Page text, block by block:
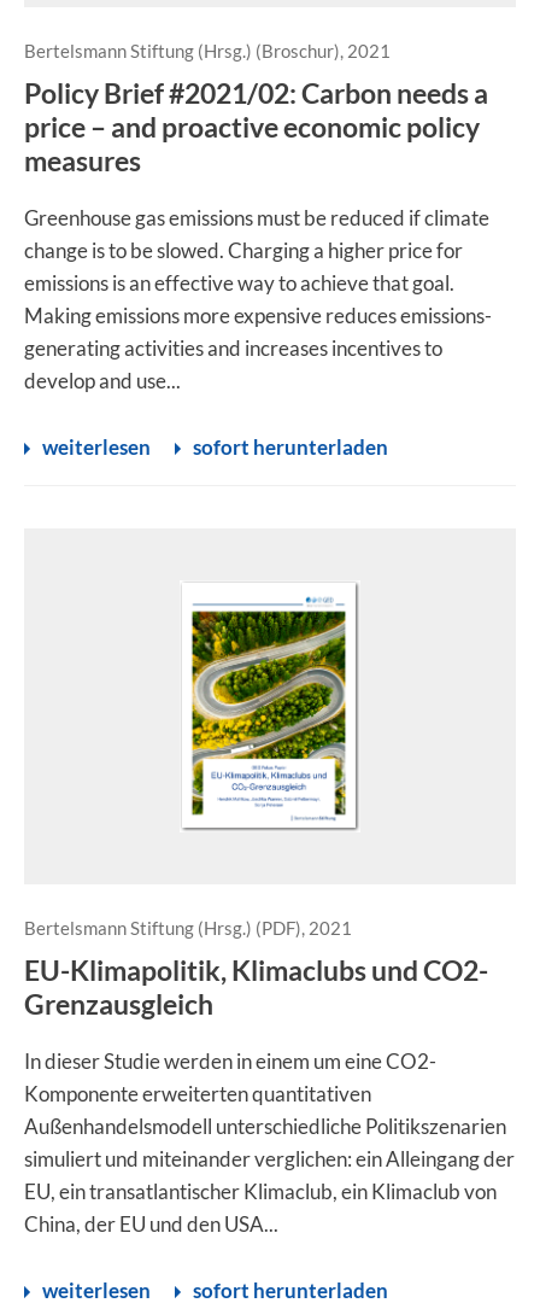
Bertelsmann Stiftung (Hrsg.) (Broschur), 2021
Policy Brief #2021/02: Carbon needs a
price – and proactive economic policy
measures
Greenhouse gas emissions must be reduced if climate
change is to be slowed. Charging a higher price for
emissions is an effective way to achieve that goal.
Making emissions more expensive reduces emissions-
generating activities and increases incentives to
develop and use...
weiterlesen sofort herunterladen
Bertelsmann Stiftung (Hrsg.) (PDF), 2021
EU-Klimapolitik, Klimaclubs und CO2-
Grenzausgleich
In dieser Studie werden in einem um eine CO2-
Komponente erweiterten quantitativen
Außenhandelsmodell unterschiedliche Politikszenarien
simuliert und miteinander verglichen: ein Alleingang der
EU, ein transatlantischer Klimaclub, ein Klimaclub von
China, der EU und den USA...
weiterlesen sofort herunterladen